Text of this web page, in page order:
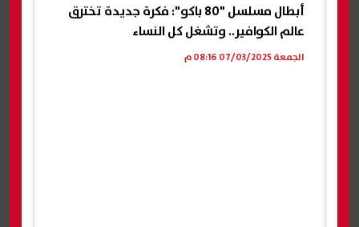
أبطال مسلسل "80 باكو": فكرة جديدة تخترق
عالم الكوافير.. وتشغل كل النساء
الجمعة 07/03/2025 08:16 م